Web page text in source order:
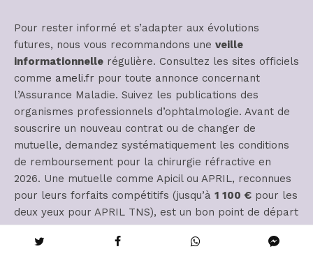
Pour rester informé et s’adapter aux évolutions
futures, nous vous recommandons une veille
informationnelle régulière. Consultez les sites officiels
comme ameli.fr pour toute annonce concernant
l’Assurance Maladie. Suivez les publications des
organismes professionnels d’ophtalmologie. Avant de
souscrire un nouveau contrat ou de changer de
mutuelle, demandez systématiquement les conditions
de remboursement pour la chirurgie réfractive en
2026. Une mutuelle comme Apicil ou APRIL, reconnues
pour leurs forfaits compétitifs (jusqu’à 1 100 € pour les
deux yeux pour APRIL TNS), est un bon point de départ
pour la comparaison.